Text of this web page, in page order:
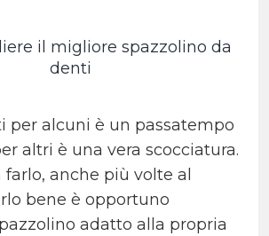
il migliore spazzolino da
denti
per alcuni è un passatempo
altri è una vera scocciatura.
anche più volte al
bene è opportuno
adatto alla propria